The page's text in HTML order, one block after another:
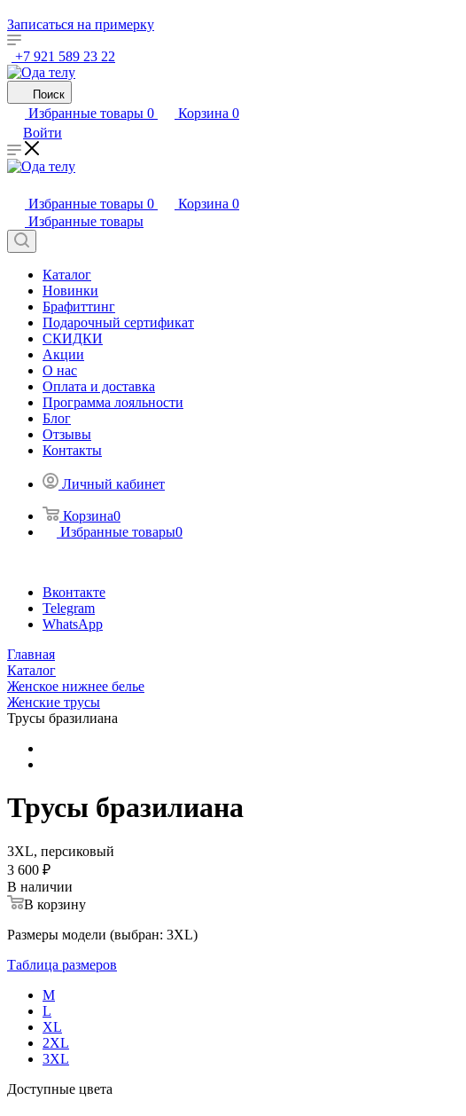
Записаться на примерку
+7 921 589 23 22
Поиск
Избранные товары 0 Корзина 0
Войти
Избранные товары 0 Корзина 0
Избранные товары
Каталог
Новинки
Брафиттинг
Подарочный сертификат
СКИДКИ
Акции
О нас
Оплата и доставка
Программа лояльности
Блог
Отзывы
Контакты
Личный кабинет
Корзина0
Избранные товары0
Вконтакте
Telegram
WhatsApp
Главная
Каталог
Женское нижнее белье
Женские трусы
Трусы бразилиана
Трусы бразилиана
3XL, персиковый
3 600 ₽
В наличии
В корзину
Размеры модели (выбран: 3XL)
Таблица размеров
M
L
XL
2XL
3XL
Доступные цвета